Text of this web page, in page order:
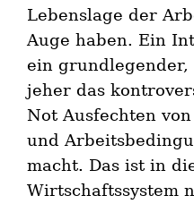
Lebenslage der
Auge haben. Ein
ein
jeher das
Not Ausfechten
und
macht. Das ist in
Wirtschaftssystem